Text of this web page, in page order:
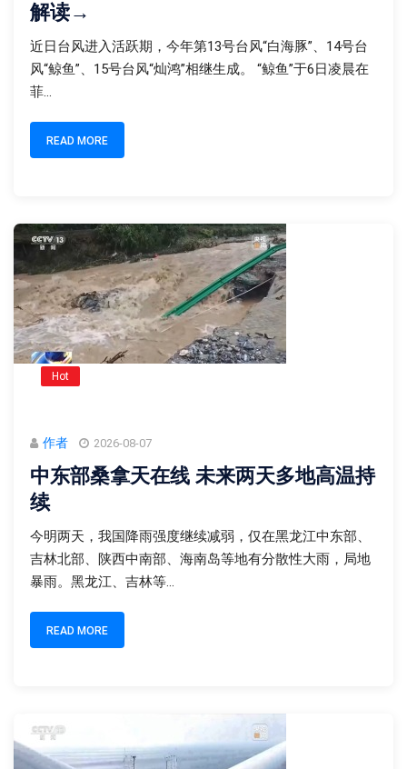
解读→
近日台风进入活跃期，今年第13号台风“白海豚”、14号台
风“鲸鱼”、15号台风“灿鸿”相继生成。 “鲸鱼”于6日凌晨在
菲...
READ MORE
Hot
作者 2026-08-07
中东部桑拿天在线 未来两天多地高温持
续
今明两天，我国降雨强度继续减弱，仅在黑龙江中东部、
吉林北部、陕西中南部、海南岛等地有分散性大雨，局地
暴雨。黑龙江、吉林等...
READ MORE